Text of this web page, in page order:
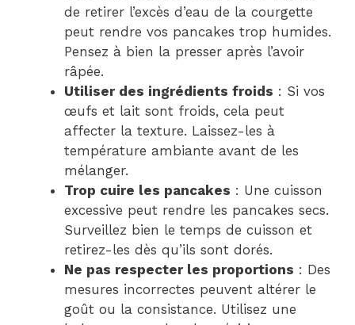
de retirer l’excès d’eau de la courgette
peut rendre vos pancakes trop humides.
Pensez à bien la presser après l’avoir
râpée.
Utiliser des ingrédients froids : Si vos
œufs et lait sont froids, cela peut
affecter la texture. Laissez-les à
température ambiante avant de les
mélanger.
Trop cuire les pancakes : Une cuisson
excessive peut rendre les pancakes secs.
Surveillez bien le temps de cuisson et
retirez-les dès qu’ils sont dorés.
Ne pas respecter les proportions : Des
mesures incorrectes peuvent altérer le
goût ou la consistance. Utilisez une